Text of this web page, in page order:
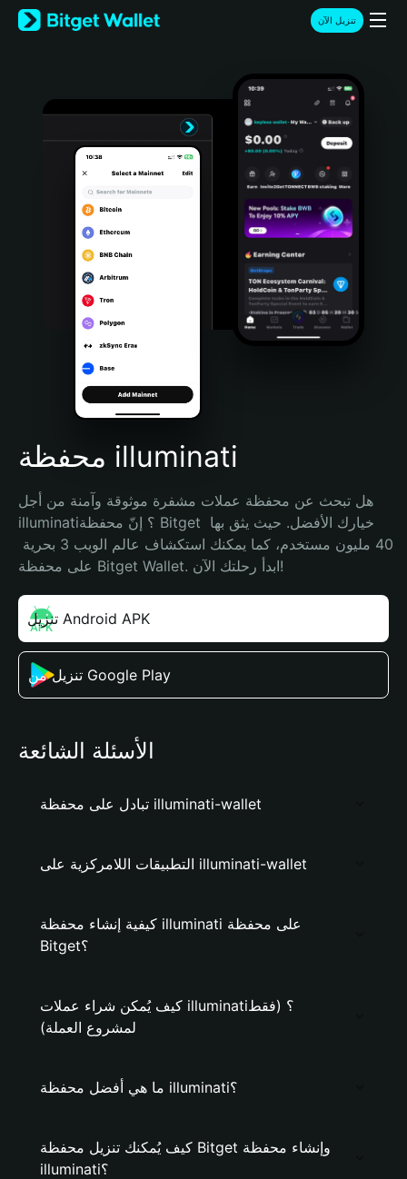
English
日本語
Türkçe
Português (Portugal)
Bahasa Indonesia
Português (Brasil)
Español (Argentina)
تنزيل الآن
محفظة illuminati
هل تبحث عن محفظة عملات مشفرة موثوقة وآمنة من أجل
illuminati؟ إنّ محفظة Bitget خيارك الأفضل. حيث يثق بها
على محفظة Bitget Wallet. ابدأ رحلتك الآن!
تنزيل Android APK
تنزيل من Google Play
الأسئلة الشائعة
تبادل على محفظة illuminati-wallet
التطبيقات اللامركزية على illuminati-wallet
كيفية إنشاء محفظة illuminati على محفظة
Bitget؟
كيف يُمكن شراء عملات illuminati؟ (فقط
لمشروع العملة)
ما هي أفضل محفظة illuminati؟
كيف يُمكنك تنزيل محفظة Bitget وإنشاء محفظة
illuminati؟